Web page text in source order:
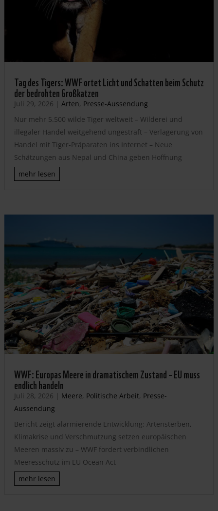
Tag des Tigers: WWF ortet Licht und Schatten beim Schutz
der bedrohten Großkatzen
Juli 29, 2026 | Arten, Presse-Aussendung
Nur mehr 5.500 wilde Tiger weltweit – Wilderei und
illegaler Handel weitgehend ungestraft – Verlagerung von
Handel mit Tiger-Präparaten ins Internet – Neue
Schätzungen aus Nepal und China geben Hoffnung
mehr lesen
WWF: Europas Meere in dramatischem Zustand – EU muss
endlich handeln
Juli 28, 2026 | Meere, Politische Arbeit, Presse-
Aussendung
Bericht zeigt alarmierende Entwicklung: Artensterben,
Klimakrise und Verschmutzung setzen europäischen
Meeren massiv zu – WWF fordert verbindlichen
Meeresschutz im EU Ocean Act
mehr lesen